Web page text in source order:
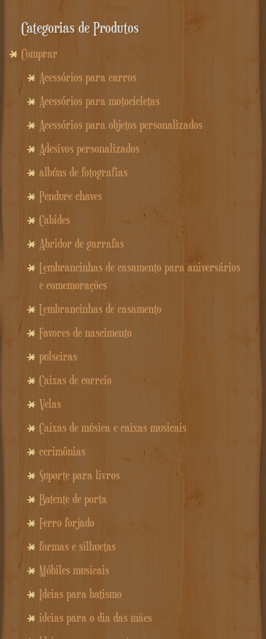
Categorias de Produtos
Comprar
Acessórios para carros
Acessórios para motocicletas
Acessórios para objetos personalizados
Adesivos personalizados
albúns de fotografias
Pendure chaves
Cabides
Abridor de garrafas
Lembrancinhas de casamento para aniversários
e comemorações
Lembrancinhas de casamento
Favores de nascimento
pulseiras
Caixas de correio
Velas
Caixas de música e caixas musicais
cerimônias
Suporte para livros
Batente de porta
Ferro forjado
formas e silhuetas
Móbiles musicais
Ideias para batismo
ideias para o dia das mães